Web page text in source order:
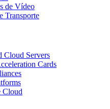
de Vídeo
Transporte
Cloud Servers
Cards
Cloud